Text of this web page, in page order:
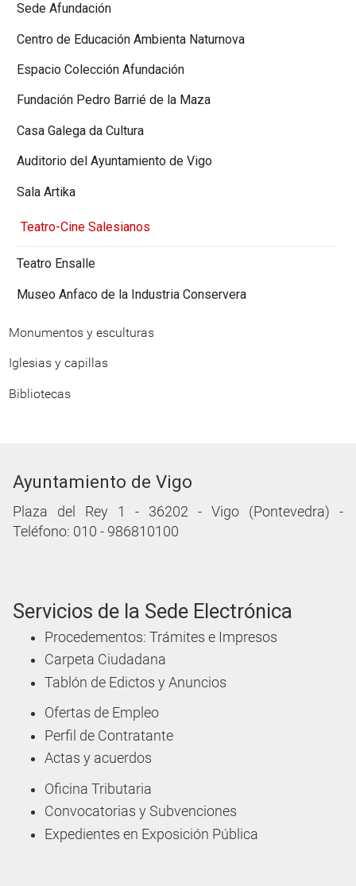
Sede Afundación
Centro de Educación Ambienta Naturnova
Espacio Colección Afundación
Fundación Pedro Barrié de la Maza
Casa Galega da Cultura
Auditorio del Ayuntamiento de Vigo
Sala Artika
Teatro-Cine Salesianos
Teatro Ensalle
Museo Anfaco de la Industria Conservera
Monumentos y esculturas
Iglesias y capillas
Bibliotecas
Ayuntamiento de Vigo
Plaza del Rey 1 - 36202 - Vigo (Pontevedra) -
Teléfono: 010 - 986810100
Servicios de la Sede Electrónica
Procedementos: Trámites e Impresos
Carpeta Ciudadana
Tablón de Edictos y Anuncios
Ofertas de Empleo
Perfil de Contratante
Actas y acuerdos
Oficina Tributaria
Convocatorias y Subvenciones
Expedientes en Exposición Pública